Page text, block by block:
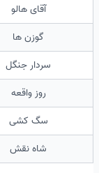
آقای هالو
گوزن ها
سردار جنگل
روز واقعه
سگ کشی
شاه نقش